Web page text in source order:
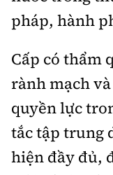
pháp, hành
Cấp có thẩm
rành mạch
quyền lực
tắc tập trung
hiện đầy đủ,